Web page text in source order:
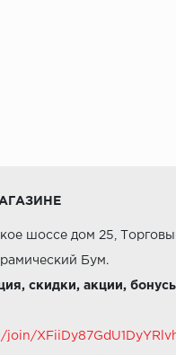
шоссе дом 25,
Бум.
скидки, акции,